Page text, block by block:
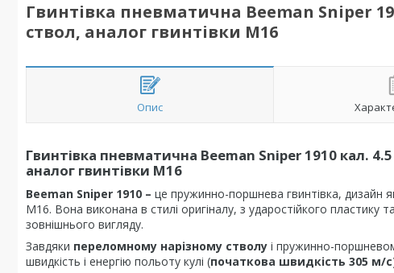
Гвинтівка пневматична Beeman Sniper
ствол, аналог гвинтівки М16
Опис
Гвинтівка пневматична Beeman Sniper 1910 кал.
аналог гвинтівки М16
Beeman Sniper 1910 – це пружинно-поршнева гвинтівка, дизайн
М16. Вона виконана в стилі оригіналу, з ударостійкого пластику
зовнішнього вигляду.
Завдяки переломному нарізному стволу і пружинно-
швидкість і енергію польоту кулі (початкова швидкість 305 м/с